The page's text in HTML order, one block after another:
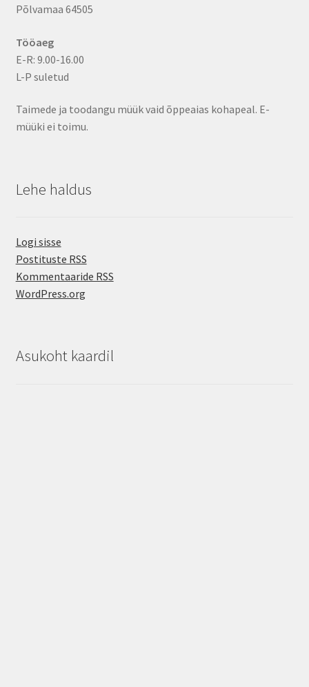
Põlvamaa 64505
Tööaeg
E-R: 9.00-16.00
L-P suletud
Taimede ja toodangu müük vaid õppeaias kohapeal. E-
müüki ei toimu.
Lehe haldus
Logi sisse
Postituste RSS
Kommentaaride RSS
WordPress.org
Asukoht kaardil